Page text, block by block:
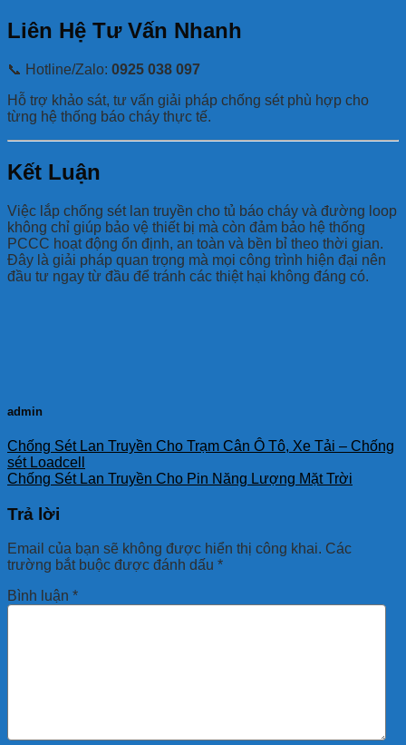
Liên Hệ Tư Vấn Nhanh
📞 Hotline/Zalo: 0925 038 097
Hỗ trợ khảo sát, tư vấn giải pháp chống sét phù hợp cho
từng hệ thống báo cháy thực tế.
Kết Luận
Việc lắp chống sét lan truyền cho tủ báo cháy và đường loop
không chỉ giúp bảo vệ thiết bị mà còn đảm bảo hệ thống
PCCC hoạt động ổn định, an toàn và bền bỉ theo thời gian.
Đây là giải pháp quan trọng mà mọi công trình hiện đại nên
đầu tư ngay từ đầu để tránh các thiệt hại không đáng có.
admin
Chống Sét Lan Truyền Cho Trạm Cân Ô Tô, Xe Tải – Chống
sét Loadcell
Chống Sét Lan Truyền Cho Pin Năng Lượng Mặt Trời
Trả lời
Email của bạn sẽ không được hiển thị công khai. Các
trường bắt buộc được đánh dấu *
Bình luận *